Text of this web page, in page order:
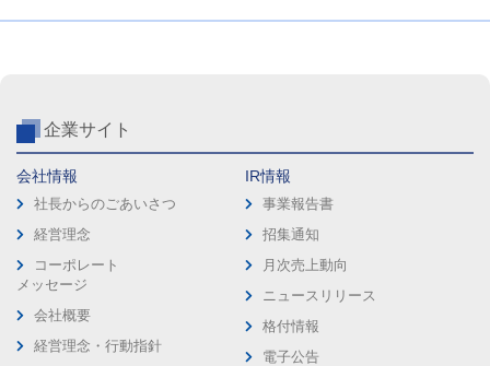
企業サイト
会社情報
社長からのごあいさつ
経営理念
コーポレート
メッセージ
会社概要
経営理念・行動指針
IR情報
事業報告書
招集通知
月次売上動向
ニュースリリース
格付情報
電子公告